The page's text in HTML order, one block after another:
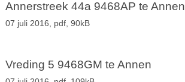
Annerstreek 44a 9468AP te Annen
07 juli 2016, pdf, 90kB
Vreding 5 9468GM te Annen